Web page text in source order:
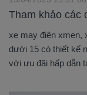
Tham khảo các
xe may điện xmen,
dưới 15 có thiết kế
với ưu đãi hấp dẫn